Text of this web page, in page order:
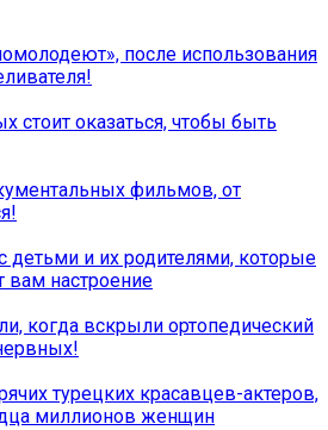
после использования
стоит оказаться, чтобы быть
фильмов, от
детьми и их родителями, которые
вам настроение
когда вскрыли ортопедический
турецких красавцев-актеров,
миллионов женщин